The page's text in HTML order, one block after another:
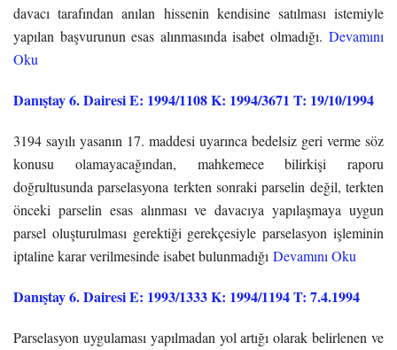
davacı tarafından anılan hissenin kendisine satılması istemiyle
yapılan başvurunun esas alınmasında isabet olmadığı. Devamını
Oku
Danıştay 6. Dairesi E: 1994/1108 K: 1994/3671 T: 19/10/1994
3194 sayılı yasanın 17. maddesi uyarınca bedelsiz geri verme söz
konusu olamayacağından, mahkemece bilirkişi raporu
doğrultusunda parselasyona terkten sonraki parselin değil, terkten
önceki parselin esas alınması ve davacıya yapılaşmaya uygun
parsel oluşturulması gerektiği gerekçesiyle parselasyon işleminin
iptaline karar verilmesinde isabet bulunmadığı Devamını Oku
Danıştay 6. Dairesi E: 1993/1333 K: 1994/1194 T: 7.4.1994
Parselasyon uygulaması yapılmadan yol artığı olarak belirlenen ve